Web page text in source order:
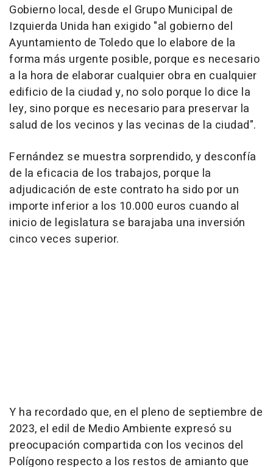
Gobierno local, desde el Grupo Municipal de
Izquierda Unida han exigido "al gobierno del
Ayuntamiento de Toledo que lo elabore de la
forma más urgente posible, porque es necesario
a la hora de elaborar cualquier obra en cualquier
edificio de la ciudad y, no solo porque lo dice la
ley, sino porque es necesario para preservar la
salud de los vecinos y las vecinas de la ciudad".
Fernández se muestra sorprendido, y desconfía
de la eficacia de los trabajos, porque la
adjudicación de este contrato ha sido por un
importe inferior a los 10.000 euros cuando al
inicio de legislatura se barajaba una inversión
cinco veces superior.
Y ha recordado que, en el pleno de septiembre de
2023, el edil de Medio Ambiente expresó su
preocupación compartida con los vecinos del
Polígono respecto a los restos de amianto que